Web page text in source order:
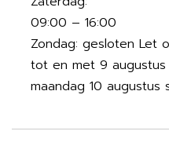
09:00 – 16:00
Zondag: gesloten Let
tot en met 9 augustus
maandag 10